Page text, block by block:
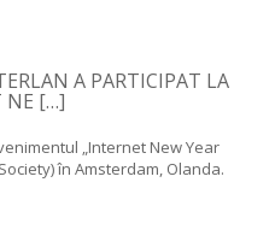
A PARTICIPAT LA
NE […]
„Internet New Year
în Amsterdam, Olanda.